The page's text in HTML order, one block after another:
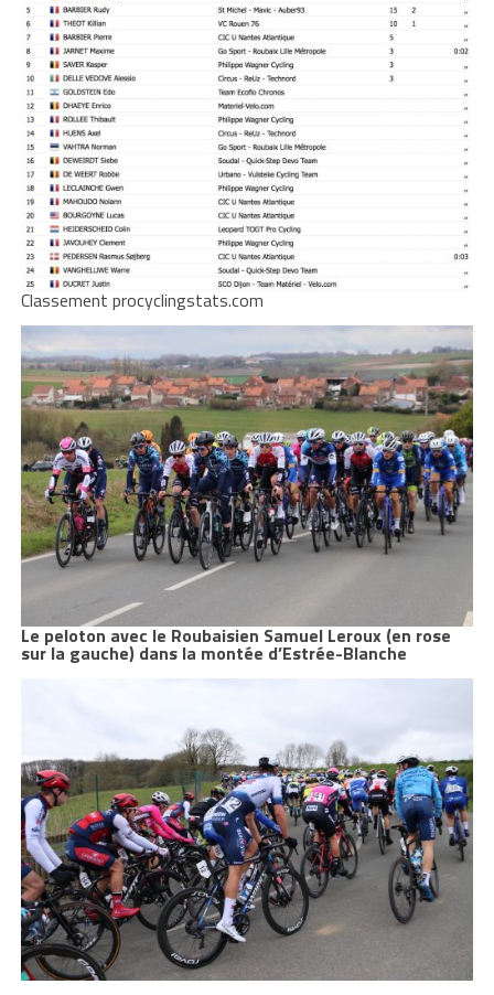
Classement procyclingstats.com
Le peloton avec le Roubaisien Samuel Leroux (en rose
sur la gauche) dans la montée d’Estrée-Blanche